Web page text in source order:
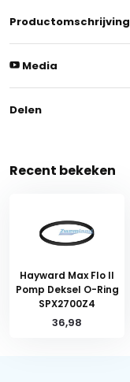
Productomschrijving
Media
Delen
Recent bekeken
Hayward Max Flo II
Pomp Deksel O-Ring
SPX2700Z4
36,98